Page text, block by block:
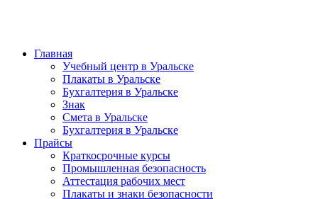
Главная
Учебный центр в Уральске
Плакаты в Уральске
Бухгалтерия в Уральске
Знак
Смета в Уральске
Бухгалтерия в Уральске
Прайсы
Краткосрочные курсы
Промышленная безопасность
Аттестация рабочих мест
Плакаты и знаки безопасности